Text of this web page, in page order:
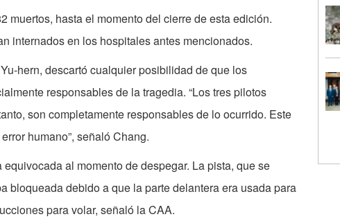
muertos, hasta el momento del cierre de esta edición.
internados en los hospitales antes mencionados.
hern, descartó cualquier posibilidad de que los
responsables de la tragedia. “Los tres pilotos
son completamente responsables de lo ocurrido. Este
humano”, señaló Chang.
al momento de despegar. La pista, que se
bloqueada debido a que la parte delantera era usada para
para volar, señaló la CAA.